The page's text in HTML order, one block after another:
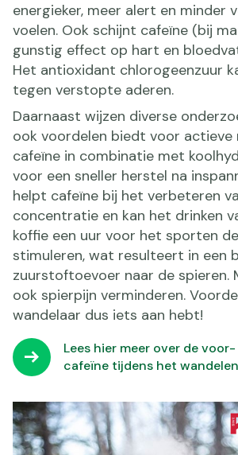
energieker, meer alert en minder
voelen. Ook schijnt cafeïne (bij
gunstig effect op hart en
Het antioxidant chlorogeenzuur
tegen verstopte aderen.
Daarnaast wijzen diverse
ook voordelen biedt voor actieve
cafeïne in combinatie met
voor een sneller herstel na
helpt cafeïne bij het verbeteren
concentratie en kan het drinken
koffie een uur voor het sporten
stimuleren, wat resulteert in een
zuurstoftoevoer naar de spieren.
ook spierpijn verminderen.
wandelaar dus iets aan hebt!
Lees hier meer over de
cafeïne tijdens het wandelen